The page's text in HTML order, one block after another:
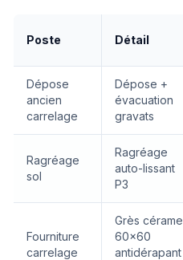
Poste Détail
Dépose
ancien
carrelage
Dépose +
évacuation
gravats
Ragréage
sol
Ragréage
auto-lissant
P3
Fourniture
carrelage
Grès cérame
60×60
antidérapant